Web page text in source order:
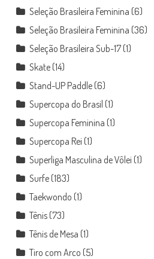
Seleção Brasileira Feminina (6)
Seleção Brasileira Feminina (36)
Seleção Brasileira Sub-17(1)
Skate(14)
Stand-UP Paddle(6)
Supercopa do Brasil (1)
Supercopa Feminina (1)
Supercopa Rei (1)
Superliga Masculina de Vôlei (1)
Surfe(183)
Taekwondo (1)
Tênis(73)
Tênis de Mesa (1)
Tiro com Arco (5)